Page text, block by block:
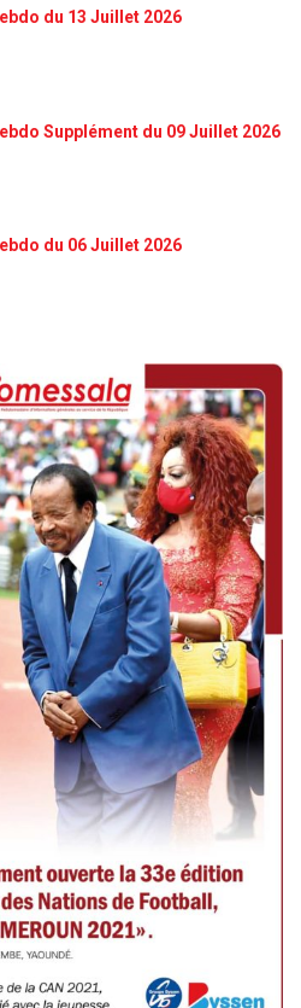
du 13 Juillet 2026
Supplément du 09 Juillet 2026
du 06 Juillet 2026